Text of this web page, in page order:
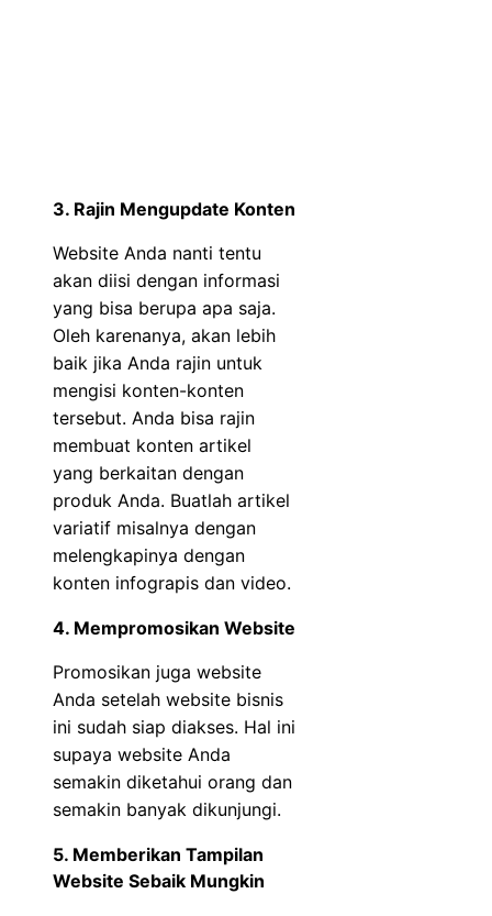
3. Rajin Mengupdate Konten
Website Anda nanti tentu
akan diisi dengan informasi
yang bisa berupa apa saja.
Oleh karenanya, akan lebih
baik jika Anda rajin untuk
mengisi konten-konten
tersebut. Anda bisa rajin
membuat konten artikel
yang berkaitan dengan
produk Anda. Buatlah artikel
variatif misalnya dengan
melengkapinya dengan
konten infograpis dan video.
4. Mempromosikan Website
Promosikan juga website
Anda setelah website bisnis
ini sudah siap diakses. Hal ini
supaya website Anda
semakin diketahui orang dan
semakin banyak dikunjungi.
5. Memberikan Tampilan
Website Sebaik Mungkin